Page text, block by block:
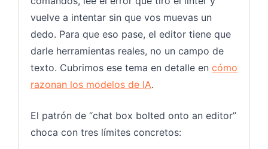
vuelve a intentar sin que vos muevas un
dedo. Para que eso pase, el editor tiene que
darle herramientas reales, no un campo de
texto. Cubrimos ese tema en detalle en cómo
razonan los modelos de IA.
El patrón de “chat box bolted onto an editor”
choca con tres límites concretos: